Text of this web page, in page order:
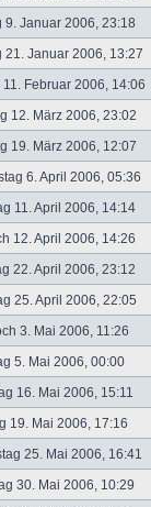
9. Januar 2006, 23:18
21. Januar 2006, 13:27
Februar 2006, 14:06
12. März 2006, 23:02
19. März 2006, 12:07
6. April 2006, 05:36
11. April 2006, 14:14
12. April 2006, 14:26
22. April 2006, 23:12
25. April 2006, 22:05
3. Mai 2006, 11:26
5. Mai 2006, 00:00
16. Mai 2006, 15:11
19. Mai 2006, 17:16
25. Mai 2006, 16:41
30. Mai 2006, 10:29